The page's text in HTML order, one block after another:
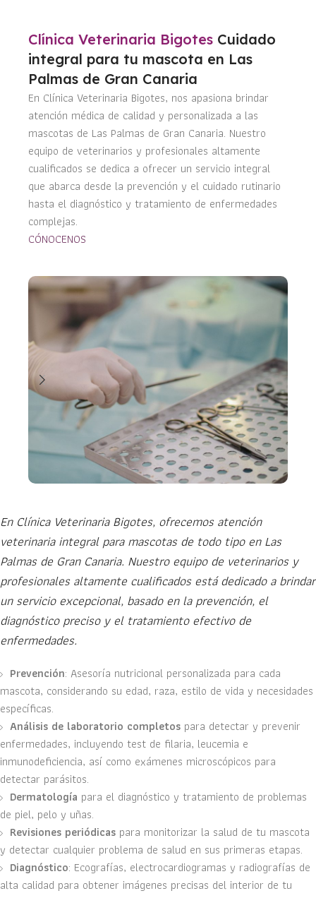
Clínica Veterinaria Bigotes Cuidado
integral para tu mascota en Las
Palmas de Gran Canaria
En Clínica Veterinaria Bigotes, nos apasiona brindar
atención médica de calidad y personalizada a las
mascotas de Las Palmas de Gran Canaria. Nuestro
equipo de veterinarios y profesionales altamente
cualificados se dedica a ofrecer un servicio integral
que abarca desde la prevención y el cuidado rutinario
hasta el diagnóstico y tratamiento de enfermedades
complejas.
CÓNOCENOS
En Clínica Veterinaria Bigotes, ofrecemos atención
veterinaria integral para mascotas de todo tipo en Las
Palmas de Gran Canaria. Nuestro equipo de veterinarios y
profesionales altamente cualificados está dedicado a brindar
un servicio excepcional, basado en la prevención, el
diagnóstico preciso y el tratamiento efectivo de
enfermedades.
Prevención: Asesoría nutricional personalizada para cada
mascota, considerando su edad, raza, estilo de vida y necesidades
específicas.
Análisis de laboratorio completos para detectar y prevenir
enfermedades, incluyendo test de filaria, leucemia e
inmunodeficiencia, así como exámenes microscópicos para
detectar parásitos.
Dermatología para el diagnóstico y tratamiento de problemas
de piel, pelo y uñas.
Revisiones periódicas para monitorizar la salud de tu mascota
y detectar cualquier problema de salud en sus primeras etapas.
Diagnóstico: Ecografías, electrocardiogramas y radiografías de
alta calidad para obtener imágenes precisas del interior de tu